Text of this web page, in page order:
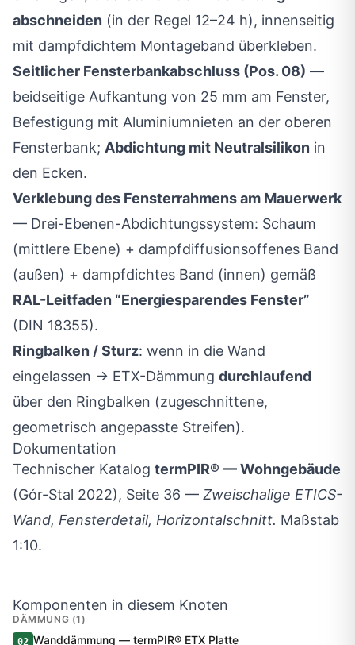
abschneiden (in der Regel 12–24 h), innenseitig
mit dampfdichtem Montageband überkleben.
Seitlicher Fensterbankabschluss (Pos. 08) —
beidseitige Aufkantung von 25 mm am Fenster,
Befestigung mit Aluminiumnieten an der oberen
Fensterbank; Abdichtung mit Neutralsilikon in
den Ecken.
Verklebung des Fensterrahmens am Mauerwerk
— Drei-Ebenen-Abdichtungssystem: Schaum
(mittlere Ebene) + dampfdiffusionsoffenes Band
(außen) + dampfdichtes Band (innen) gemäß
RAL-Leitfaden “Energiesparendes Fenster”
(DIN 18355).
Ringbalken / Sturz: wenn in die Wand
eingelassen → ETX-Dämmung durchlaufend
über den Ringbalken (zugeschnittene,
geometrisch angepasste Streifen).
Dokumentation
Technischer Katalog termPIR® — Wohngebäude
(Gór-Stal 2022), Seite 36 — Zweischalige ETICS-
Wand, Fensterdetail, Horizontalschnitt. Maßstab
1:10.
Komponenten in diesem Knoten
DÄMMUNG (1)
02 Wanddämmung — termPIR® ETX Platte